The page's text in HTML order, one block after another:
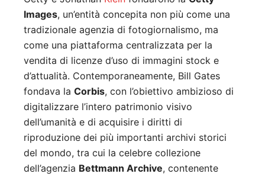
Images, un’entità concepita non più come una
tradizionale agenzia di fotogiornalismo, ma
come una piattaforma centralizzata per la
vendita di licenze d’uso di immagini stock e
d’attualità. Contemporaneamente, Bill Gates
fondava la Corbis, con l’obiettivo ambizioso di
digitalizzare l’intero patrimonio visivo
dell’umanità e di acquisire i diritti di
riproduzione dei più importanti archivi storici
del mondo, tra cui la celebre collezione
dell’agenzia Bettmann Archive, contenente